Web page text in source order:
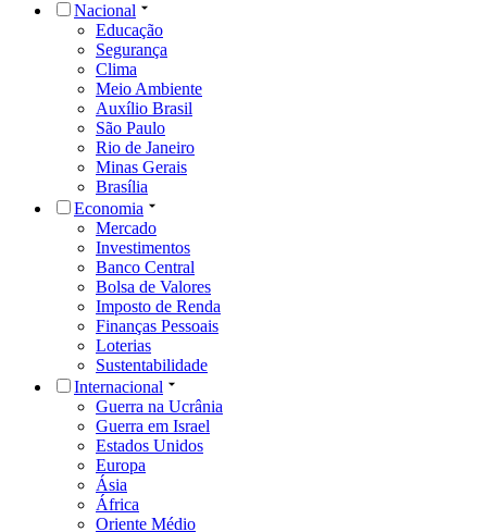
Nacional
Educação
Segurança
Clima
Meio Ambiente
Auxílio Brasil
São Paulo
Rio de Janeiro
Minas Gerais
Brasília
Economia
Mercado
Investimentos
Banco Central
Bolsa de Valores
Imposto de Renda
Finanças Pessoais
Loterias
Sustentabilidade
Internacional
Guerra na Ucrânia
Guerra em Israel
Estados Unidos
Europa
Ásia
África
Oriente Médio